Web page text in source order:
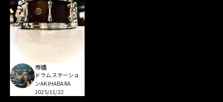
市橋
ドラムステーショ
ンAKIHABARA
2025/11/22